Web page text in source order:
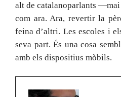
alt de catalanoparlants
com ara. Ara, revertir la
feina d’altri. Les escoles i
seva part. És una cosa
amb els dispositius mòbils.